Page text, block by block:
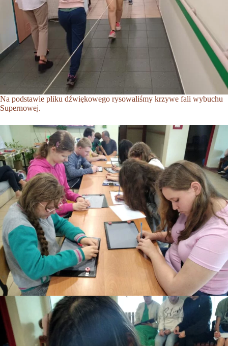
Na podstawie pliku dźwiękowego rysowaliśmy krzywe fali wybuchu
Supernowej.